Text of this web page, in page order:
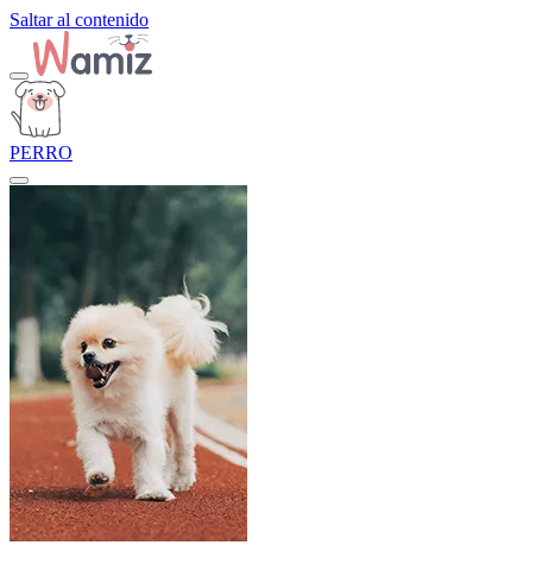
Saltar al contenido
PERRO